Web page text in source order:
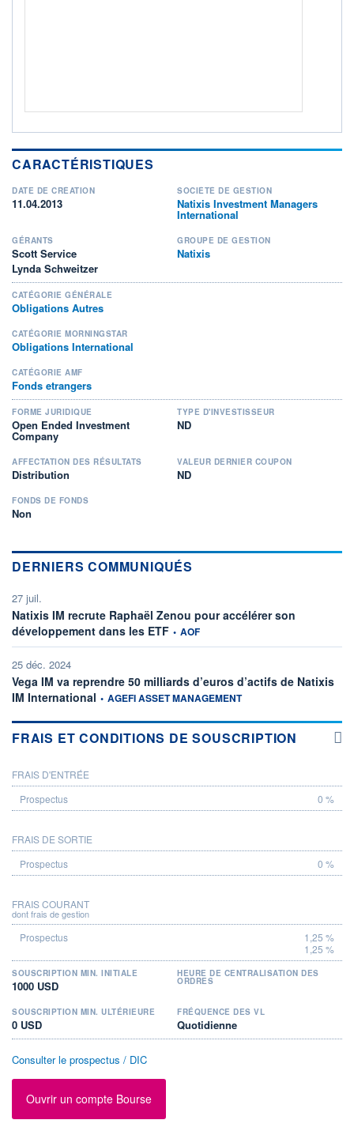
CARACTÉRISTIQUES
DATE DE CRÉATION
11.04.2013
SOCIÉTÉ DE GESTION
Natixis Investment Managers
International
GÉRANTS
Scott Service
Lynda Schweitzer
GROUPE DE GESTION
Natixis
CATÉGORIE GÉNÉRALE
Obligations Autres
CATÉGORIE MORNINGSTAR
Obligations International
CATÉGORIE AMF
Fonds etrangers
FORME JURIDIQUE
Open Ended Investment
Company
TYPE D'INVESTISSEUR
ND
AFFECTATION DES RÉSULTATS
Distribution
VALEUR DERNIER COUPON
ND
FONDS DE FONDS
Non
DERNIERS COMMUNIQUÉS
27 juil.
Natixis IM recrute Raphaël Zenou pour accélérer son
développement dans les ETFinformation fournie par
• AOF
25 déc. 2024
Vega IM va reprendre 50 milliards d’euros d’actifs de Natixis
IM International information fournie par
• AGEFI ASSET MANAGEMENT
FRAIS ET CONDITIONS DE SOUSCRIPTION
PROSPECTUS
FRAIS D'ENTRÉE
0 %
FRAIS DE SORTIE
0 %
FRAIS COURANT
dont frais de gestion
1,25 %
1,25 %
SOUSCRIPTION MIN. INITIALE
1000 USD
HEURE DE CENTRALISATION DES
ORDRES
SOUSCRIPTION MIN. ULTÉRIEURE
0 USD
FRÉQUENCE DES VL
Quotidienne
Consulter le prospectus / DIC
Ouvrir un compte Bourse